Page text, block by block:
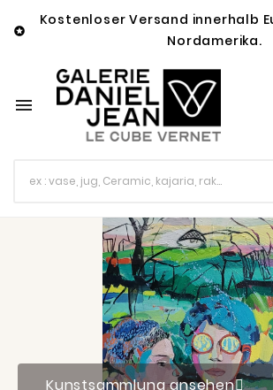

Kostenloser Versand innerhalb
Nordamerika.

Kunstsammlung ansehen